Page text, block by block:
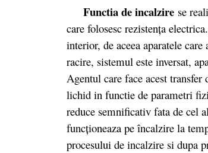
Functia de incalzire se
care folosesc rezistenţa
interior, de aceea aparatele
racire, sistemul este inversat,
Agentul care face acest transfer
lichid in functie de parametri
reduce semnificativ fata de cel
funcționeaza pe încalzire la
procesului de incalzire si dupa